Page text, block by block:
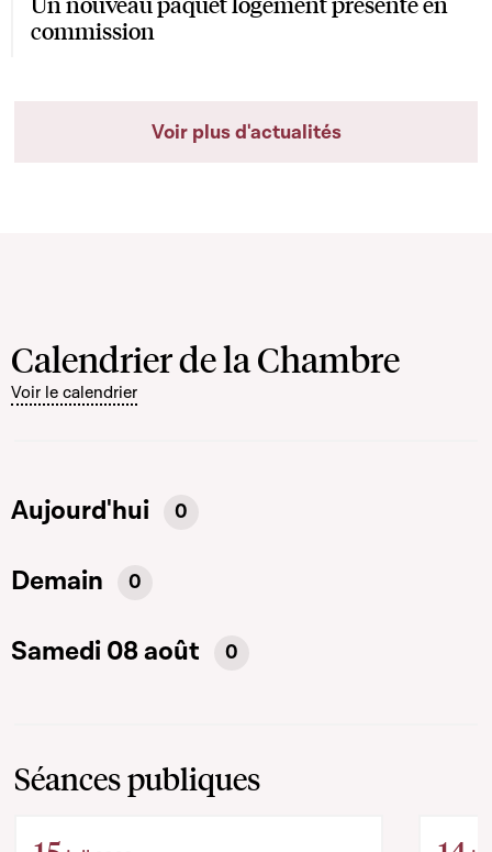
commission
Voir plus d'actualités
Calendrier de la Chambre
Voir le calendrier
Aujourd'hui 0
Demain 0
Samedi 08 août 0
Séances publiques